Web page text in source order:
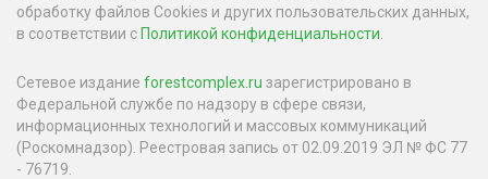
обработку файлов Cookies и других пользовательских данных,
в соответствии сПолитикой конфиденциальности
Сетевое издание forestcomplex.ru зарегистрировано в
Федеральной службе по надзору в сфере связи,
информационных технологий и массовых коммуникаций
(Роскомнадзор). Реестровая запись от 02.09.2019 ЭЛ № ФС 77
- 76719.